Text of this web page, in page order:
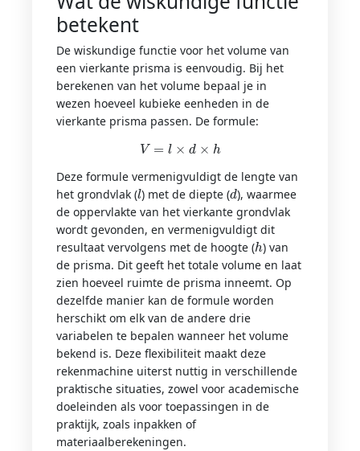
betekent
De wiskundige functie voor het volume van
een vierkante prisma is eenvoudig. Bij het
berekenen van het volume bepaal je in
wezen hoeveel kubieke eenheden in de
vierkante prisma passen. De formule:
V=l ×d × h
Deze formule vermenigvuldigt de lengte van
het grondvlak (
l
) met de diepte (
d
), waarmee
de oppervlakte van het vierkante grondvlak
wordt gevonden, en vermenigvuldigt dit
resultaat vervolgens met de hoogte (
h
) van
de prisma. Dit geeft het totale volume en laat
zien hoeveel ruimte de prisma inneemt. Op
dezelfde manier kan de formule worden
herschikt om elk van de andere drie
variabelen te bepalen wanneer het volume
bekend is. Deze flexibiliteit maakt deze
rekenmachine uiterst nuttig in verschillende
praktische situaties, zowel voor academische
doeleinden als voor toepassingen in de
praktijk, zoals inpakken of
materiaalberekeningen.